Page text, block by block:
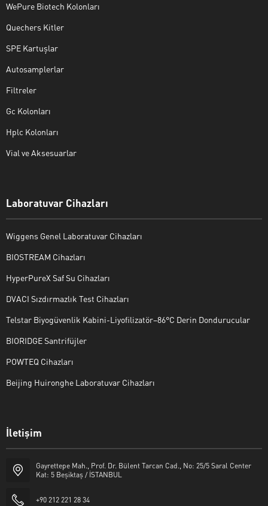
WePure Biotech Kolonları
Quechers Kitler
SPE Kartuşlar
Autosamplerlar
Filtreler
Gc Kolonları
Hplc Kolonları
Vial ve Aksesuarlar
Laboratuvar Cihazları
Wiggens Genel Laboratuvar Cihazları
BIOSTREAM Cihazları
HyperPureX Saf Su Cihazları
DVACI Sızdırmazlık Test Cihazları
Telstar Biyogüvenlik Kabini-Liyofilizatör–86°C Derin Dondurucular
BIORIDGE Santrifüjler
POWTEQ Cihazları
Beijing Huironghe Laboratuvar Cihazları
İletişim
Gayrettepe Mah., Prof. Dr. Bülent Tarcan Cad., No: 25/5 Saral Center
Kat: 5 Beşiktaş / İSTANBUL
+90 212 221 28 34
Grubu